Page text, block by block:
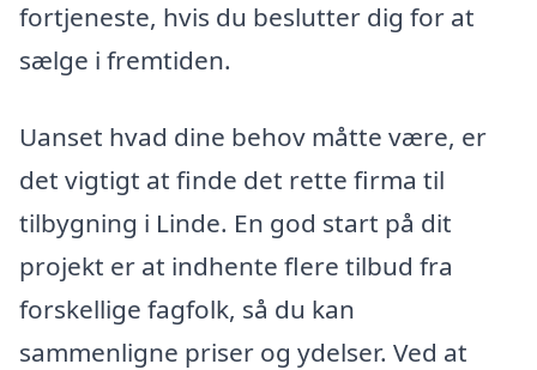
fortjeneste, hvis du beslutter dig for at
sælge i fremtiden.
Uanset hvad dine behov måtte være, er
det vigtigt at finde det rette firma til
tilbygning i Linde. En god start på dit
projekt er at indhente flere tilbud fra
forskellige fagfolk, så du kan
sammenligne priser og ydelser. Ved at